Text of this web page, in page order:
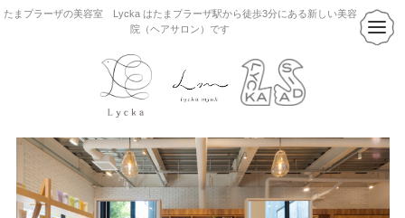
たまプラーザの美容室 Lycka はたまプラーザ駅から徒歩3分にある新しい美容
院（ヘアサロン）です